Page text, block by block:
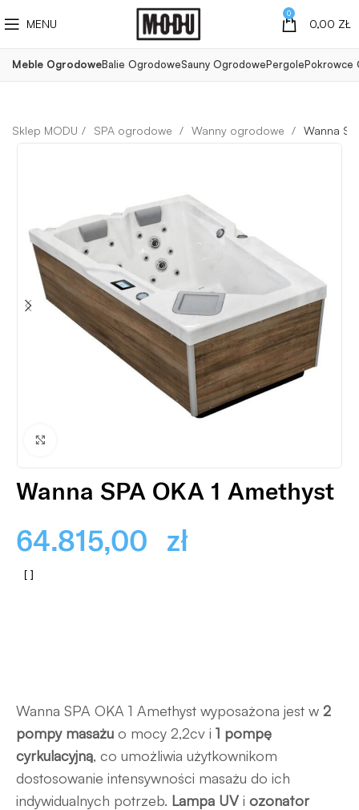
MENU
0
0,00 ZŁ
Meble OgrodoweBalie OgrodoweSauny OgrodowePergolePokrowce
SPA ogrodowe Wanny ogrodowe Wanna
Wanna SPA OKA 1 Amethyst
64.815,00 zł
Wanna SPA OKA 1 Amethyst wyposażona jest w 2
pompy masażu o mocy 2,2cv i 1 pompę
cyrkulacyjną, co umożliwia użytkownikom
dostosowanie intensywności masażu do ich
indywidualnych potrzeb. Lampa UV i ozonator